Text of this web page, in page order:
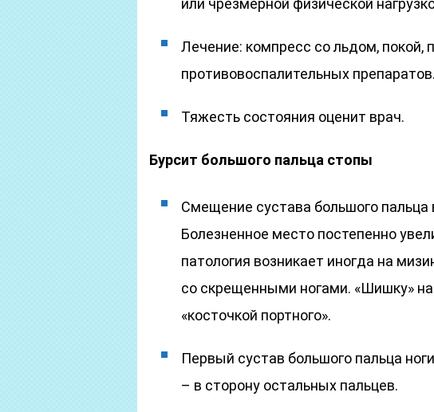
или чрезмерной физической
Лечение: компресс со льдом, покой,
противовоспалительных препаратов.
Тяжесть состояния оценит врач.
Бурсит большого пальца стопы
Смещение сустава большого пальца
Болезненное место постепенно
патология возникает иногда на
со скрещенными ногами. «Шишку»
«косточкой портного».
Первый сустав большого пальца
– в сторону остальных пальцев.